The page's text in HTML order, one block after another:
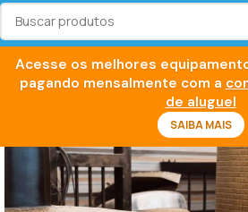
Acesse os melhores
pagando mensalmente com a
de aluguel
SAIBA MAIS